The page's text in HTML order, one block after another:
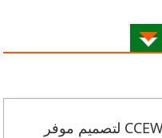
مقترح حلول ألياف العزل CCEWOOL لتصميم موفر